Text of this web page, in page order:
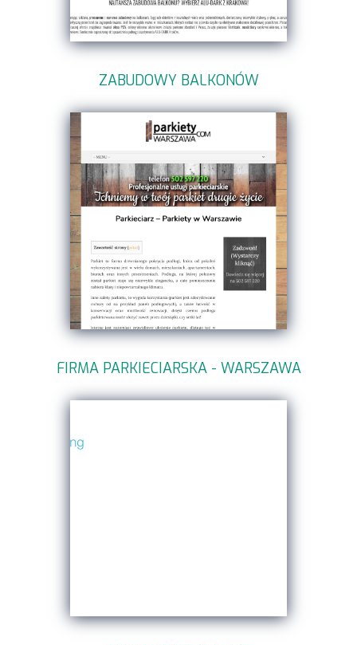
ZABUDOWY BALKONÓW
FIRMA PARKIECIARSKA - WARSZAWA